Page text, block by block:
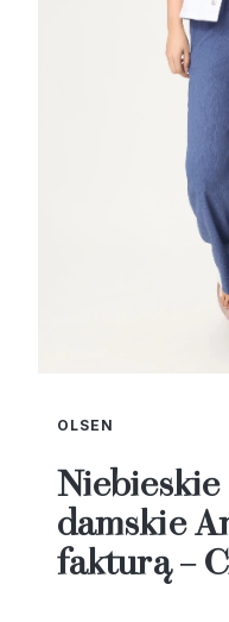
OLSEN
Niebieskie
damskie
fakturą –